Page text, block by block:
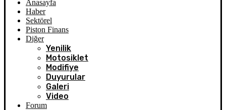
Anasayfa
Haber
Sektörel
Piston Finans
Diğer
Yenilik
Motosiklet
Modifiye
Duyurular
Galeri
Video
Forum